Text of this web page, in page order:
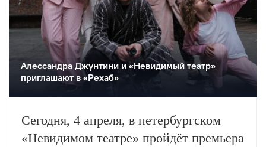
Алессандра Джунтини и «Невидимый театр»
приглашают в «Рехаб»
Сегодня, 4 апреля, в петербургском
«Невидимом театре» пройдёт премьера